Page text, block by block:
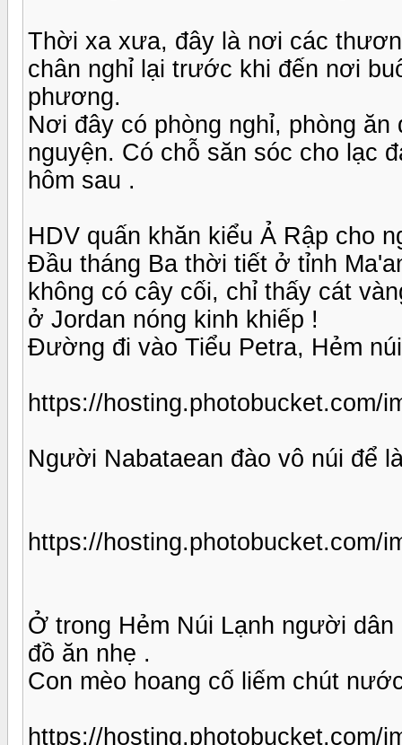
Thời xa xưa, đây là nơi các
chân nghỉ lại trước khi đến nơi
phương.
Nơi đây có phòng nghỉ, phòng
nguyện. Có chỗ săn sóc cho lạc
hôm sau .
HDV quấn khăn kiểu Ả Rập cho
Đầu tháng Ba thời tiết ở tỉnh
không có cây cối, chỉ thấy cát
ở Jordan nóng kinh khiếp !
Đường đi vào Tiểu Petra, Hẻm
https://hosting.photobucket.com/
Người Nabataean đào vô núi để
https://hosting.photobucket.com/
Ở trong Hẻm Núi Lạnh người
đồ ăn nhẹ .
Con mèo hoang cố liếm chút
https://hosting.photobucket.com/